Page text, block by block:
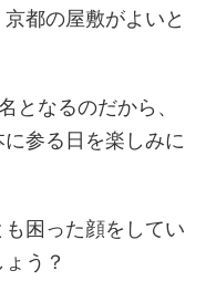
都の屋敷がよいと
となるのだから、
参る日を楽しみに
困った顔をしてい
う？